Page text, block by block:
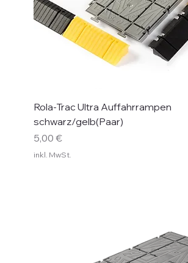
Rola-Trac Ultra Auffahrrampen
schwarz/gelb(Paar)
Preis
5,00 €
inkl. MwSt.